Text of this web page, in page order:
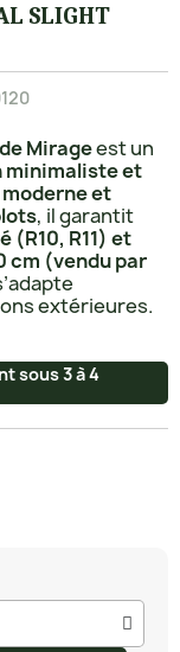
SLIGHT
Mirageest un
minimaliste et
et
, il garantit
R11) et
cm (vendu par
extérieures.
sous 3 à 4